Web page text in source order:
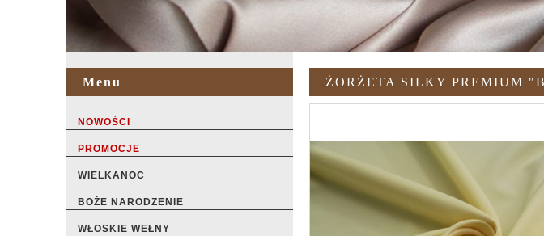
Menu
NOWOŚCI
PROMOCJE
WIELKANOC
BOŻE NARODZENIE
WŁOSKIE WEŁNY
ŻORŻETA SILKY PREMIUM